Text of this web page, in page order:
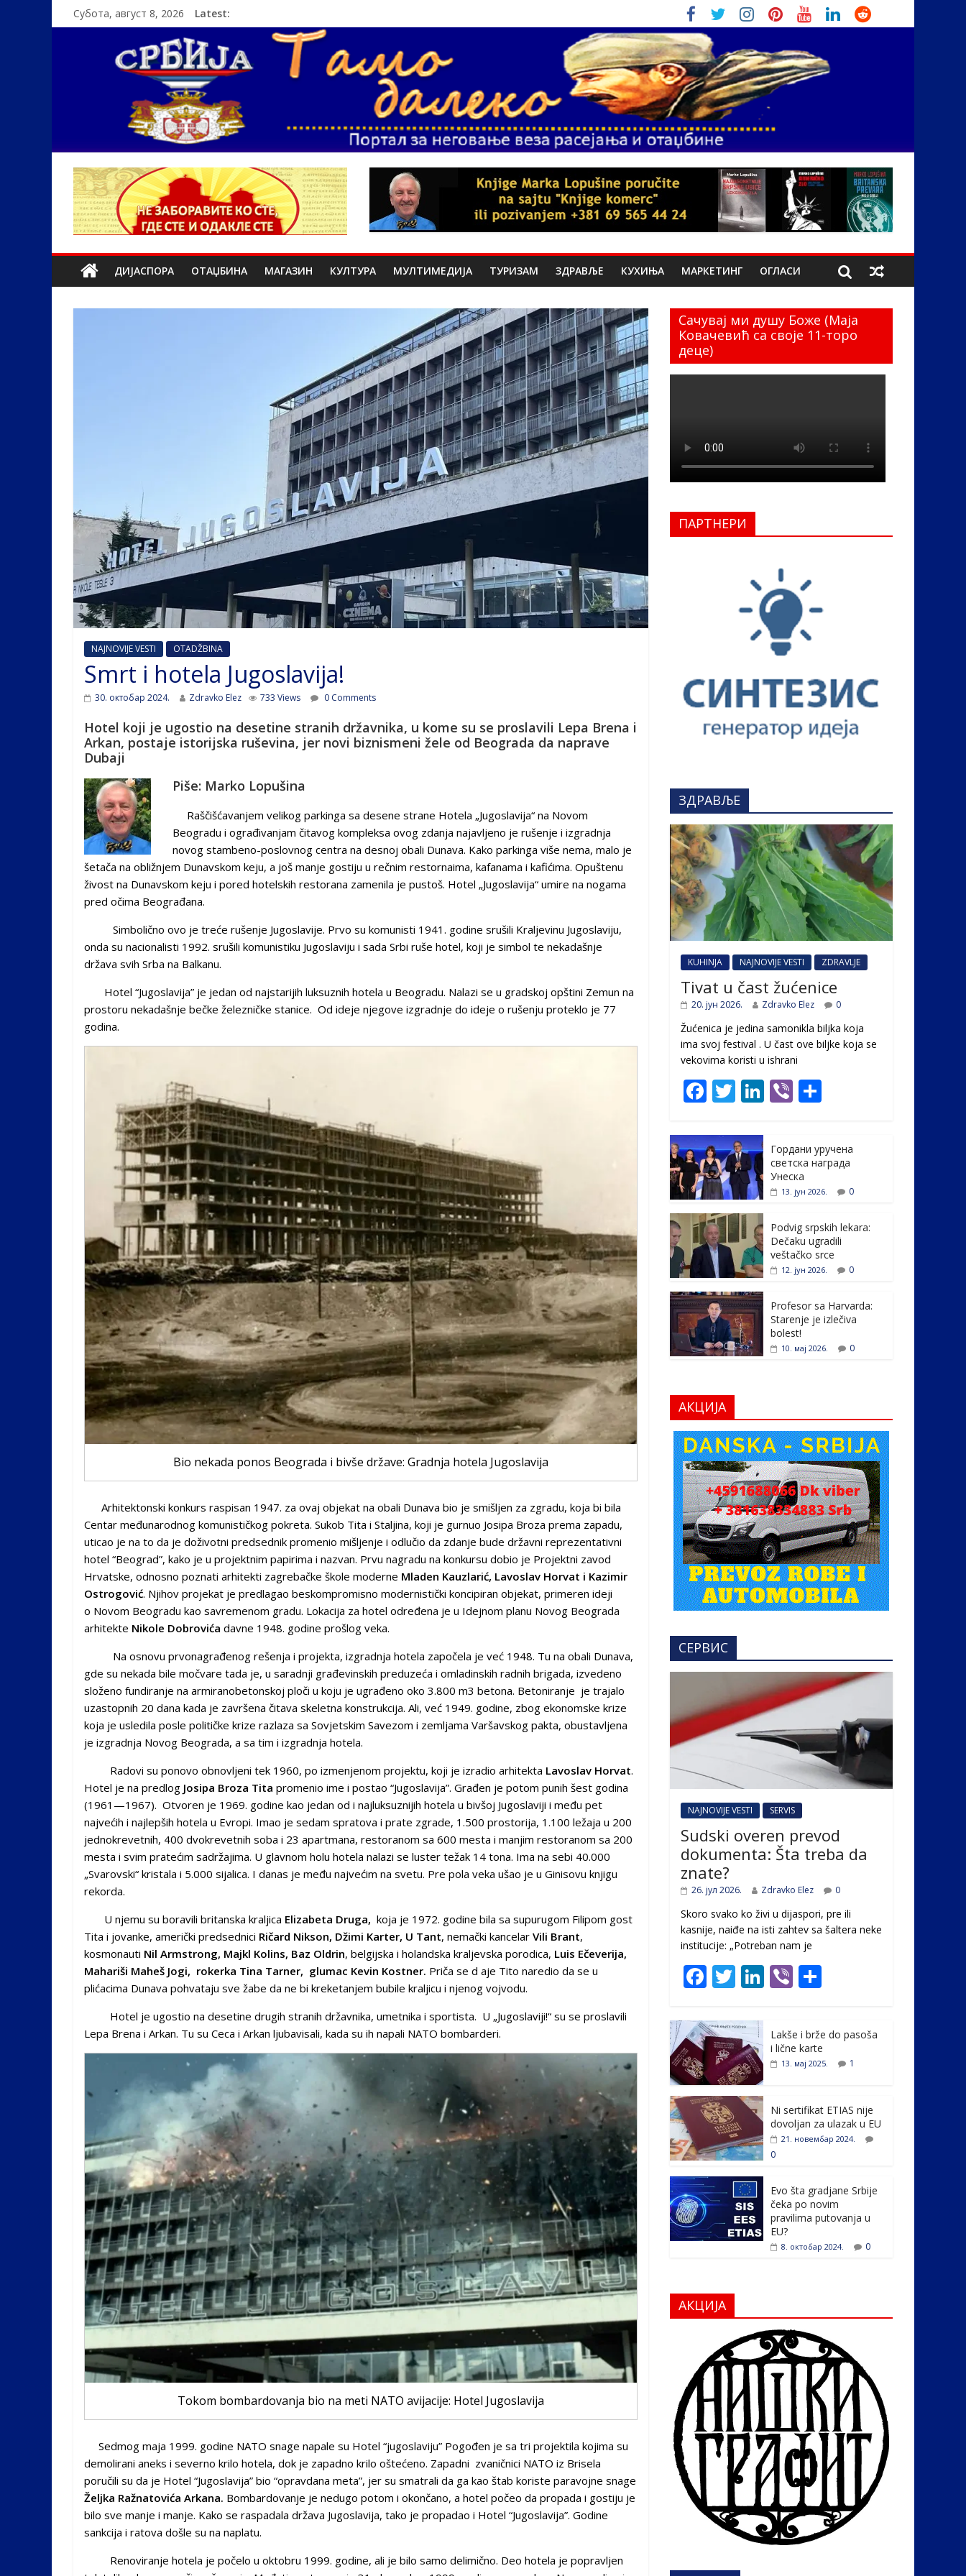
Субота, август 8, 2026 Latest:
ДИЈАСПОРА ОТАЏБИНА МАГАЗИН КУЛТУРА МУЛТИМЕДИЈА ТУРИЗАМ ЗДРАВЉЕ КУХИЊА МАРКЕТИНГ ОГЛАСИ
NAJNOVIJE VESTI OTADŽBINA
Smrt i hotela Jugoslavija!
30. октобар 2024. Zdravko Elez 733 Views 0 Comments
Hotel koji je ugostio na desetine stranih državnika, u kome su se proslavili Lepa Brena i
Arkan, postaje istorijska ruševina, jer novi biznismeni žele od Beograda da naprave
Dubaji
Piše: Marko Lopušina
Raščišćavanjem velikog parkinga sa desene strane Hotela „Jugoslavija“ na Novom
Beogradu i ograđivanjam čitavog kompleksa ovog zdanja najavljeno je rušenje i izgradnja
novog stambeno-poslovnog centra na desnoj obali Dunava. Kako parkinga više nema, malo je
šetača na obližnjem Dunavskom keju, a još manje gostiju u rečnim restornaima, kafanama i kafićima. Opuštenu
živost na Dunavskom keju i pored hotelskih restorana zamenila je pustoš. Hotel „Jugoslavija“ umire na nogama
pred očima Beograđana.
Simbolično ovo je treće rušenje Jugoslavije. Prvo su komunisti 1941. godine srušili Kraljevinu Jugoslaviju,
onda su nacionalisti 1992. srušili komunistiku Jugoslaviju i sada Srbi ruše hotel, koji je simbol te nekadašnje
država svih Srba na Balkanu.
Hotel “Jugoslavija” je jedan od najstarijih luksuznih hotela u Beogradu. Nalazi se u gradskoj opštini Zemun na
prostoru nekadašnje bečke železničke stanice. Od ideje njegove izgradnje do ideje o rušenju proteklo je 77
godina.
Bio nekada ponos Beograda i bivše države: Gradnja hotela Jugoslavija
Arhitektonski konkurs raspisan 1947. za ovaj objekat na obali Dunava bio je smišljen za zgradu, koja bi bila
Centar međunarodnog komunističkog pokreta. Sukob Tita i Staljina, koji je gurnuo Josipa Broza prema zapadu,
uticao je na to da je doživotni predsednik promenio mišljenje i odlučio da zdanje bude državni reprezentativni
hotel “Beograd”, kako je u projektnim papirima i nazvan. Prvu nagradu na konkursu dobio je Projektni zavod
Hrvatske, odnosno poznati arhitekti zagrebačke škole moderne Mladen Kauzlarić, Lavoslav Horvat i Kazimir
Ostrogović. Njihov projekat je predlagao beskompromisno modernistički koncipiran objekat, primeren ideji
o Novom Beogradu kao savremenom gradu. Lokacija za hotel određena je u Idejnom planu Novog Beograda
arhitekte Nikole Dobrovića davne 1948. godine prošlog veka.
Na osnovu prvonagrađenog rešenja i projekta, izgradnja hotela započela je već 1948. Tu na obali Dunava,
gde su nekada bile močvare tada je, u saradnji građevinskih preduzeća i omladinskih radnih brigada, izvedeno
složeno fundiranje na armiranobetonskoj ploči u koju je ugrađeno oko 3.800 m3 betona. Betoniranje je trajalo
uzastopnih 20 dana kada je završena čitava skeletna konstrukcija. Ali, već 1949. godine, zbog ekonomske krize
koja je usledila posle političke krize razlaza sa Sovjetskim Savezom i zemljama Varšavskog pakta, obustavljena
je izgradnja Novog Beograda, a sa tim i izgradnja hotela.
Radovi su ponovo obnovljeni tek 1960, po izmenjenom projektu, koji je izradio arhitekta Lavoslav Horvat.
Hotel je na predlog Josipa Broza Tita promenio ime i postao “Jugoslavija”. Građen je potom punih šest godina
(1961—1967). Otvoren je 1969. godine kao jedan od i najluksuznijih hotela u bivšoj Jugoslaviji i među pet
najvećih i najlepših hotela u Evropi. Imao je sedam spratova i prate zgrade, 1.500 prostorija, 1.100 ležaja u 200
jednokrevetnih, 400 dvokrevetnih soba i 23 apartmana, restoranom sa 600 mesta i manjim restoranom sa 200
mesta i svim pratećim sadržajima. U glavnom holu hotela nalazi se luster težak 14 tona. Ima na sebi 40.000
„Svarovski“ kristala i 5.000 sijalica. I danas je među najvećim na svetu. Pre pola veka ušao je u Ginisovu knjigu
rekorda.
U njemu su boravili britanska kraljica Elizabeta Druga, koja je 1972. godine bila sa supurugom Filipom gost
Tita i jovanke, američki predsednici Ričard Nikson, Džimi Karter, U Tant, nemački kancelar Vili Brant,
kosmonauti Nil Armstrong, Majkl Kolins, Baz Oldrin, belgijska i holandska kraljevska porodica, Luis Ečeverija,
Mahariši Maheš Jogi, rokerka Tina Tarner, glumac Kevin Kostner. Priča se d aje Tito naredio da se u
plićacima Dunava pohvataju sve žabe da ne bi kreketanjem bubile kraljicu i njenog vojvodu.
Hotel je ugostio na desetine drugih stranih državnika, umetnika i sportista. U „Jugoslaviji!“ su se proslavili
Lepa Brena i Arkan. Tu su Ceca i Arkan ljubavisali, kada su ih napali NATO bombarderi.
Tokom bombardovanja bio na meti NATO avijacije: Hotel Jugoslavija
Sedmog maja 1999. godine NATO snage napale su Hotel “jugoslaviju” Pogođen je sa tri projektila kojima su
demolirani aneks i severno krilo hotela, dok je zapadno krilo oštećeno. Zapadni zvaničnici NATO iz Brisela
poručili su da je Hotel “Jugoslavija” bio “opravdana meta”, jer su smatrali da ga kao štab koriste paravojne snage
Željka Ražnatovića Arkana. Bombardovanje je nedugo potom i okončano, a hotel počeo da propada i gostiju je
bilo sve manje i manje. Kako se raspadala država Jugoslavija, tako je propadao i Hotel “Jugoslavija”. Godine
sankcija i ratova došle su na naplatu.
Renoviranje hotela je počelo u oktobru 1999. godine, ali je bilo samo delimično. Deo hotela je popravljen
Сачувај ми душу Боже (Маја
Ковачевић са своје 11-торо
деце)
ПАРТНЕРИ
ЗДРАВЉЕ
KUHINJA NAJNOVIJE VESTI ZDRAVLJE
Tivat u čast žućenice
20. јун 2026. Zdravko Elez 0
Žućenica je jedina samonikla biljka koja
ima svoj festival . U čast ovе biljke koja se
vekovima koristi u ishrani
F
e
b
o
o
k
T
itt
er
Li
e
dI
n
Vi
e
Гордани уручена
светска награда
Унеска
13. јун 2026. 0
Podvig srpskih lekara:
Dečaku ugradili
veštačko srce
12. јун 2026. 0
Profesor sa Harvarda:
Starenje je izlečiva
bolest!
10. мај 2026. 0
АКЦИЈА
СЕРВИС
NAJNOVIJE VESTI SERVIS
Sudski overen prevod
dokumenta: Šta treba da
znate?
26. јул 2026. Zdravko Elez 0
Skoro svako ko živi u dijaspori, pre ili
kasnije, naiđe na isti zahtev sa šaltera neke
institucije: „Potreban nam je
F
e
b
o
o
k
T
itt
er
Li
e
dI
Vi
er ar
e
Lakše i brže do pasoša
i lične karte
13. мај 2025. 1
Ni sertifikat ETIAS nije
dovoljan za ulazak u EU
21. новембар 2024.
0
Evo šta gradjane Srbije
čeka po novim
pravilima putovanja u
EU?
8. октобар 2024. 0
АКЦИЈА